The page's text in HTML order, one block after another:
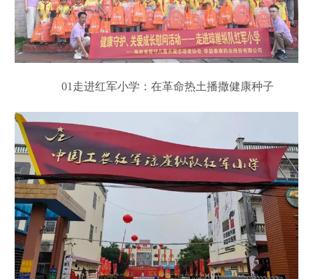
01走进红军小学：在革命热土播撒健康种子